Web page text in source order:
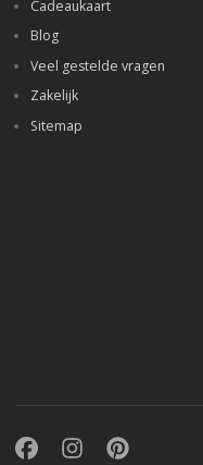
Cadeaukaart
Blog
Veel gestelde vragen
Zakelijk
Sitemap
FacebookInstagramPinterest